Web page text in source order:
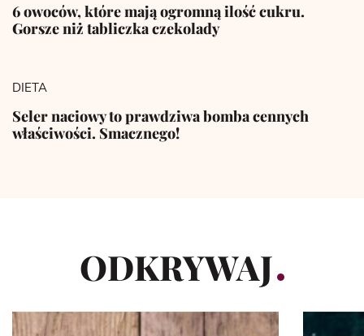
6 owoców, które mają ogromną ilość cukru.
Gorsze niż tabliczka czekolady
DIETA
Seler naciowy to prawdziwa bomba cennych
właściwości. Smacznego!
ODKRYWAJ